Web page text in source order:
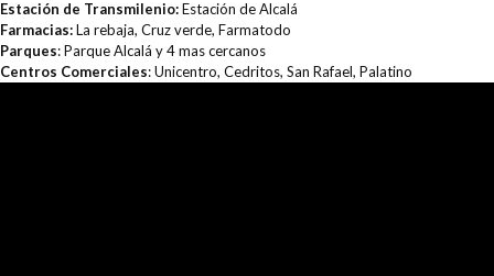
Estación de Transmilenio:Estación de Alcalá
Farmacias:La rebaja, Cruz verde, Farmatodo
Parques: Parque Alcalá y 4 mas cercanos
Centros Comerciales: Unicentro, Cedritos, San Rafael, Palatino